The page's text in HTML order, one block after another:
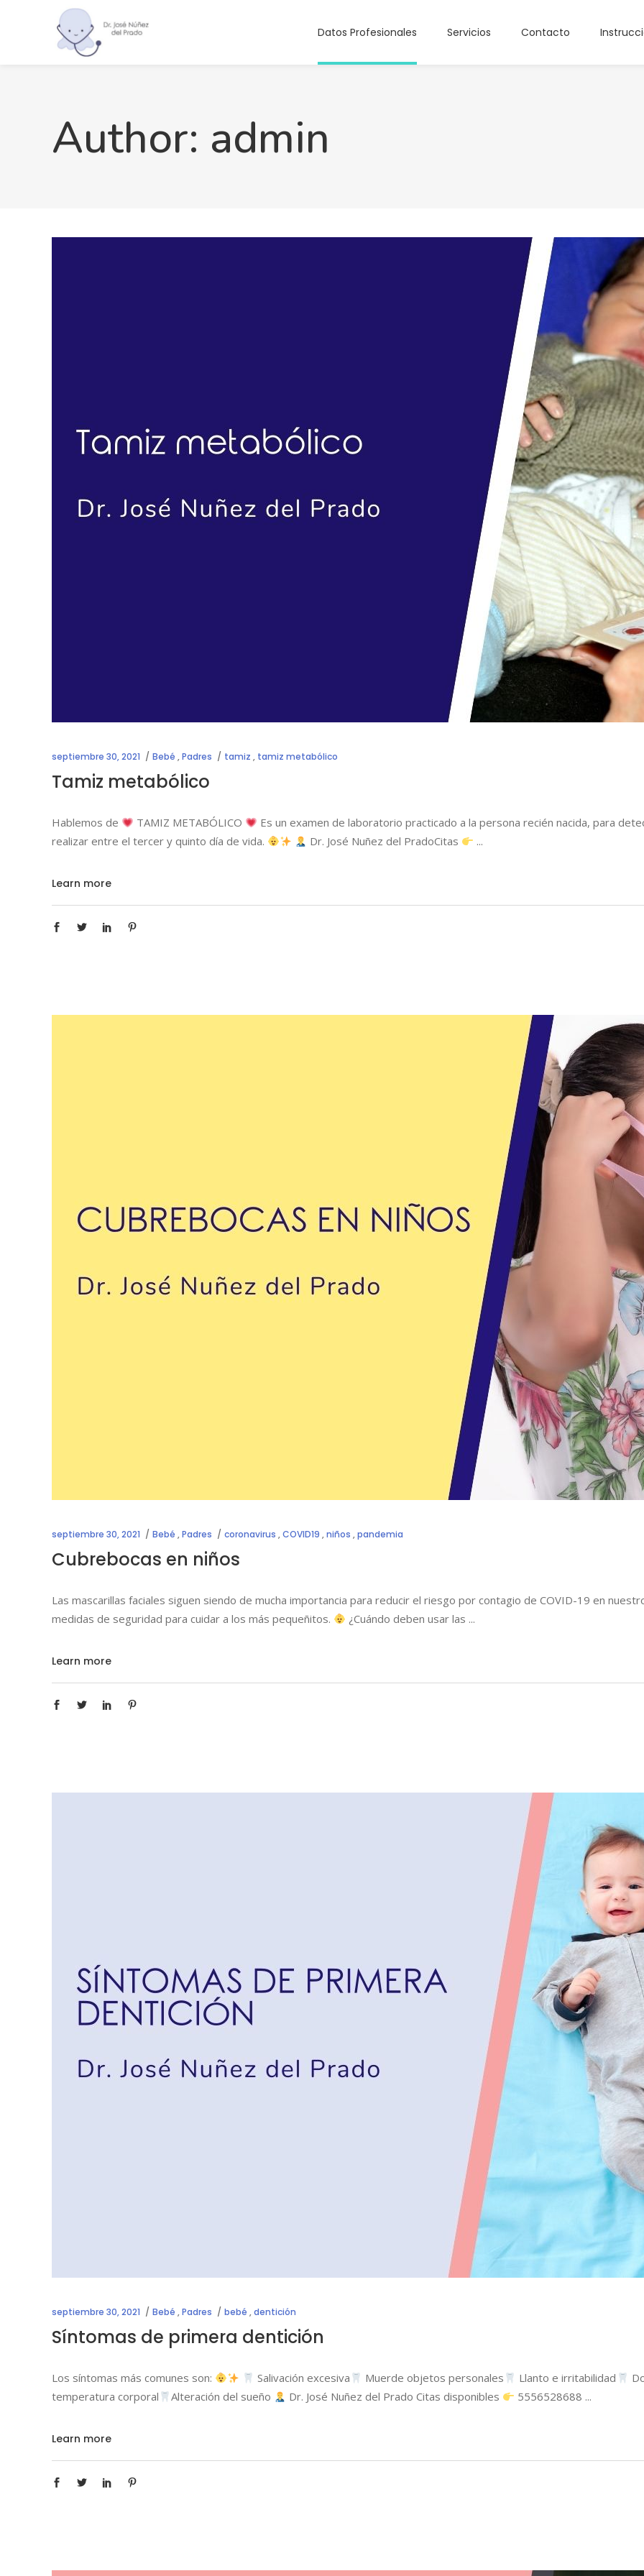
Datos Profesionales Servicios Contacto
Author: admin
septiembre 30, 2021 Bebé ,Padres tamiz , tamiz metabólico
Tamiz metabólico
Hablemos de TAMIZ METABÓLICO
Es un examen de laboratorio practicado a la persona recién nacida, para
realizar entre el tercer y quinto día de vida.
Dr. José Nuñez del PradoCitas
Learn more
septiembre 30, 2021 Bebé ,Padres coronavirus ,COVID19 ,niños ,pandemia
Cubrebocas en niños
Las mascarillas faciales siguen siendo de mucha importancia para reducir el riesgo por contagio de COVID-19 en
medidas de seguridad para cuidar a los más pequeñitos.
¿Cuándo deben usar las
Learn more
septiembre 30, 2021 Bebé ,Padres bebé ,dentición
Síntomas de primera dentición
Los síntomas más comunes son: Salivación excesiva Muerde objetos personales Llanto e irritabilidad
temperatura corporal
Alteración del sueño Dr. José Nuñez del Prado Citas disponibles 5556528688
Learn more